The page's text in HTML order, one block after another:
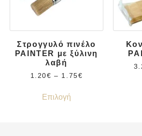
Στρογγυλό πινέλο
PAINTER με ξύλινη
λαβή
1.20€ – 1.75€
Επιλογή